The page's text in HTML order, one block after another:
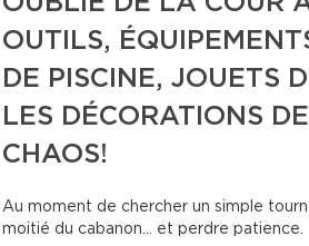
OUTILS,
DE PISCINE, JOUETS
LES DÉCORATIONS
CHAOS!
Au moment de chercher un simple
moitié du cabanon… et perdre patience.